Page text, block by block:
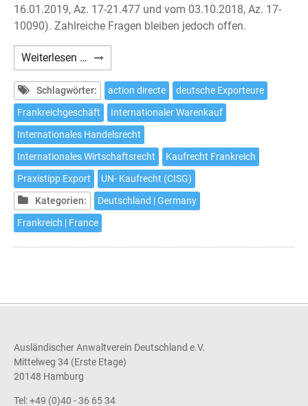
16.01.2019, Az. 17-21.477 und vom 03.10.2018, Az. 17-
10090). Zahlreiche Fragen bleiben jedoch offen.
Weiterlesen … Internationaler
Warenkauf:
UN-
Kaufrecht
schließt
Direktansprüche
in
der
Lieferkette
nicht
aus
Schlagwörter: action directe
deutsche Exporteure
Frankreichgeschäft
Internationaler Warenkauf
Internationales Handelsrecht
Internationales Wirtschaftsrecht
Kaufrecht Frankreich
Praxistipp Export
UN- Kaufrecht (CISG)
Kategorien:
Deutschland | Germany
Frankreich | France
Ausländischer Anwaltverein Deutschland e.V.
Mittelweg 34 (Erste Etage)
20148 Hamburg
Tel: +49 (0)40 - 36 65 34